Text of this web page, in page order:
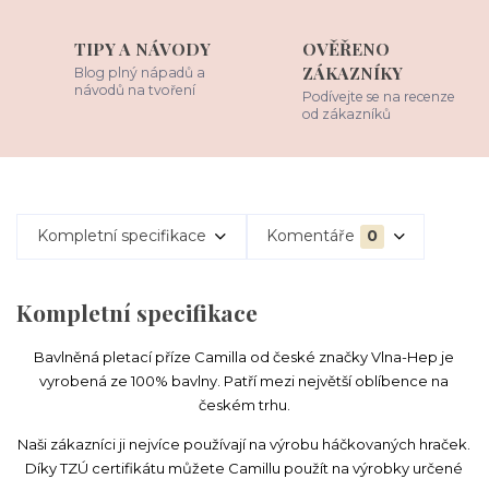
TIPY A NÁVODY
Blog plný nápadů a
návodů na tvoření
OVĚŘENO
ZÁKAZNÍKY
Podívejte se na recenze
od zákazníků
Kompletní specifikace Komentáře 0
Kompletní specifikace
Bavlněná pletací příze Camilla od české značky Vlna-Hep je
vyrobená ze 100% bavlny. Patří mezi největší oblíbence na
českém trhu.
Naši zákazníci ji nejvíce používají na výrobu háčkovaných hraček.
Díky TZÚ certifikátu můžete Camillu použít na výrobky určené